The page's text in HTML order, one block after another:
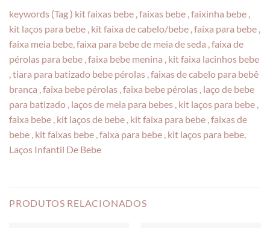
keywords (Tag ) kit faixas bebe , faixas bebe , faixinha bebe ,
kit laços para bebe , kit faixa de cabelo/bebe , faixa para bebe ,
faixa meia bebe, faixa para bebe de meia de seda , faixa de
pérolas para bebe , faixa bebe menina , kit faixa lacinhos bebe
, tiara para batizado bebe pérolas , faixas de cabelo para bebê
branca , faixa bebe pérolas , faixa bebe pérolas , laço de bebe
para batizado , laços de meia para bebes , kit laços para bebe ,
faixa bebe , kit laços de bebe , kit faixa para bebe , faixas de
bebe , kit faixas bebe , faixa para bebe , kit laços para bebe,
Laços Infantil De Bebe
PRODUTOS RELACIONADOS